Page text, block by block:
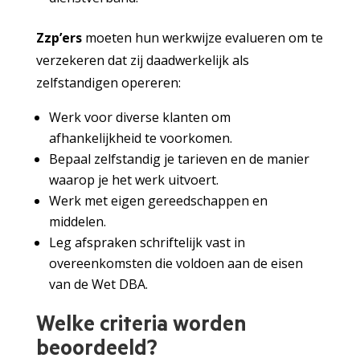
Zzp’ersmoeten hun werkwijze evalueren om te
verzekeren dat zij daadwerkelijk als
zelfstandigen opereren:
Werk voor diverse klanten om
afhankelijkheid te voorkomen.
Bepaal zelfstandig je tarieven en de manier
waarop je het werk uitvoert.
Werk met eigen gereedschappen en
middelen.
Leg afspraken schriftelijk vast in
overeenkomsten die voldoen aan de eisen
van de Wet DBA.
Welke criteria worden
beoordeeld?